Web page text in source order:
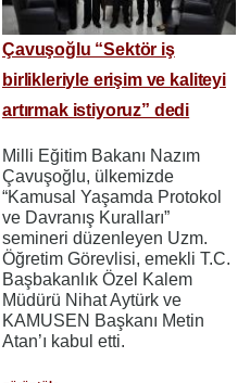
Çavuşoğlu “Sektör iş
birlikleriyle erişim ve kaliteyi
artırmak istiyoruz” dedi
Milli Eğitim Bakanı Nazım
Çavuşoğlu, ülkemizde
“Kamusal Yaşamda Protokol
ve Davranış Kuralları”
semineri düzenleyen Uzm.
Öğretim Görevlisi, emekli T.C.
Başbakanlık Özel Kalem
Müdürü Nihat Aytürk ve
KAMUSEN Başkanı Metin
Atan’ı kabul etti.